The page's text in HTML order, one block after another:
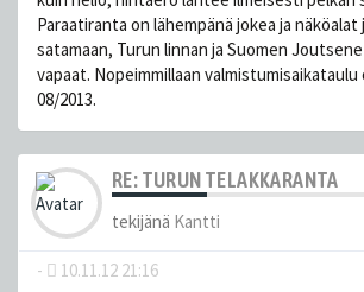
Paraatiranta on lähempänä jokea ja
satamaan, Turun linnan ja Suomen
vapaat. Nopeimmillaan valmistumisaikataulu
08/2013.
RE: TURUN TELAKKARANTA
tekijänä Kantti
- 10.11.12 21:16